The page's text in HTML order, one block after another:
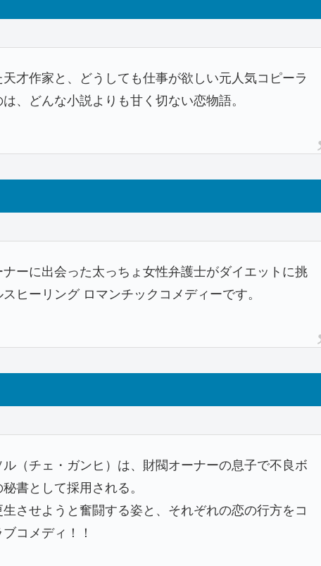
才作家と、どうしても仕事が欲しい元人気コピーラ
、どんな小説よりも甘く切ない恋物語。
ーに出会った太っちょ女性弁護士がダイエットに挑
ヒーリング ロマンチックコメディーです。
（チェ・ガンヒ）は、財閥オーナーの息子で不良ボ
書として採用される。
させようと奮闘する姿と、それぞれの恋の行方をコ
コメディ！！